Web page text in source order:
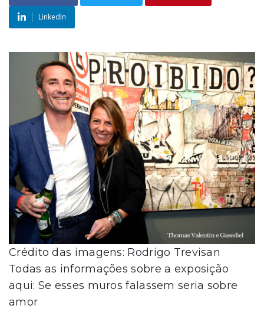
LinkedIn
Crédito das imagens: Rodrigo Trevisan
Todas as informações sobre a exposição
aqui: Se esses muros falassem seria sobre
amor